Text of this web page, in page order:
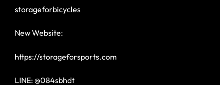
storageforbicycles
New Website:
https://storageforsports.com
LINE: @084sbhdt